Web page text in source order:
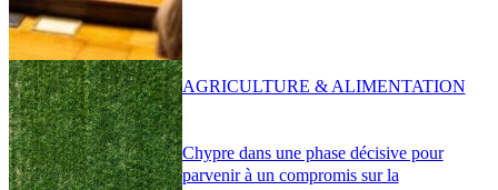
Chypre dans une phase décisive pour
parvenir à un compromis sur la
AGRICULTURE & ALIMENTATION